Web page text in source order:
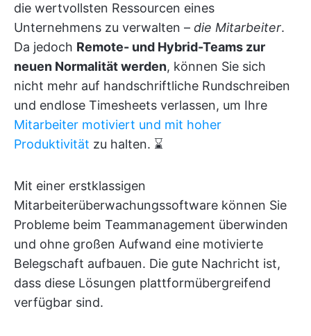
die wertvollsten Ressourcen eines
Unternehmens zu verwalten – die Mitarbeiter.
Da jedoch Remote- und Hybrid-Teams zur
neuen Normalität werden, können Sie sich
nicht mehr auf handschriftliche Rundschreiben
und endlose Timesheets verlassen, um Ihre
Mitarbeiter motiviert und mit hoher
Produktivität zu halten. ⌛
Mit einer erstklassigen
Mitarbeiterüberwachungssoftware können Sie
Probleme beim Teammanagement überwinden
und ohne großen Aufwand eine motivierte
Belegschaft aufbauen. Die gute Nachricht ist,
dass diese Lösungen plattformübergreifend
verfügbar sind.